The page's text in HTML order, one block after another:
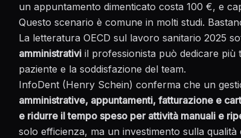
un appuntamento dimenticato costa 100 €, e
Questo scenario è comune in molti studi.
La letteratura OECD sul lavoro sanitario 2025
amministrativi il professionista può dedicare
paziente e la soddisfazione del team.
InfoDent (Henry Schein) conferma che un
amministrative, appuntamenti, fatturazione e
e ridurre il tempo speso per attività manuali e
solo efficienza, ma un investimento sulla